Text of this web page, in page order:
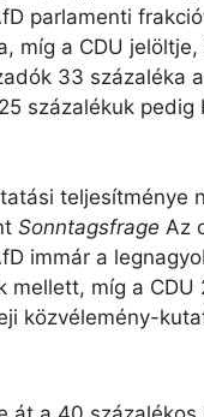
parlamenti
míg a CDU jelöltje,
33 százaléka
százalékuk pedig
teljesítménye
Sonntagsfrage Az
immár a
mellett, míg a CDU
közvélemény-